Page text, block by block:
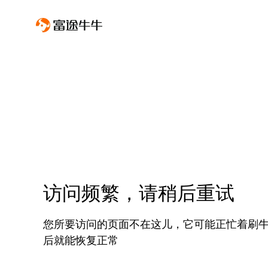
访问频繁，请稍后重试
您所要访问的页面不在这儿，它可能正忙着刷
后就能恢复正常